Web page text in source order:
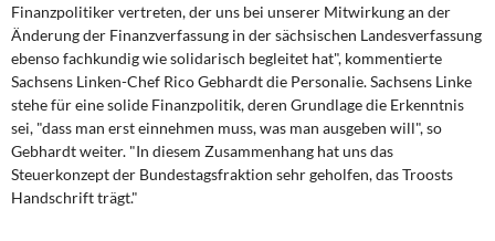
DIE LINKE
Weitere Themen
Memo-Gruppe
Institut Solidarische Moderne
Finanzpolitiker vertreten, der uns bei unserer Mitwirkung an der
Änderung der Finanzverfassung in der sächsischen Landesverfassung
ebenso fachkundig wie solidarisch begleitet hat", kommentierte
Sachsens Linken-Chef Rico Gebhardt die Personalie. Sachsens Linke
stehe für eine solide Finanzpolitik, deren Grundlage die Erkenntnis
sei, "dass man erst einnehmen muss, was man ausgeben will", so
Gebhardt weiter. "In diesem Zusammenhang hat uns das
Steuerkonzept der Bundestagsfraktion sehr geholfen, das Troosts
Handschrift trägt."